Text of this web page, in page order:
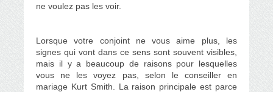
ne voulez pas les voir.
Lorsque votre conjoint ne vous aime plus, les
signes qui vont dans ce sens sont souvent visibles,
mais il y a beaucoup de raisons pour lesquelles
vous ne les voyez pas, selon le conseiller en
mariage Kurt Smith. La raison principale est parce